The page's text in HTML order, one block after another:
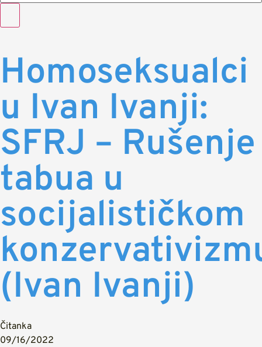
Homoseksualci
u Ivan Ivanji:
SFRJ – Rušenje
tabua u
socijalističkom
(Ivan Ivanji)
Čitanka
09/16/2022